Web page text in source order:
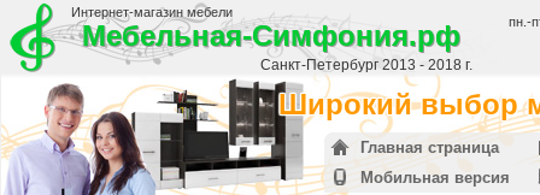
Интернет-магазин мебели
Мебельная-Симфония.рф
Санкт-Петербург 2013 - 2018 г.
пн.-
Широкий выбор
Главная страница
Мобильная версия